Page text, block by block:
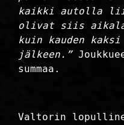
kaikki autolla
olivat siis
kuin kauden kaksi
jälkeen.”
summaa.
Valtorin